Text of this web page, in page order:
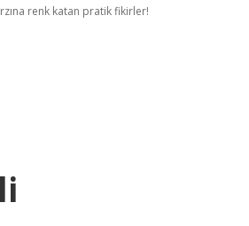
renk katan pratik fikirler!